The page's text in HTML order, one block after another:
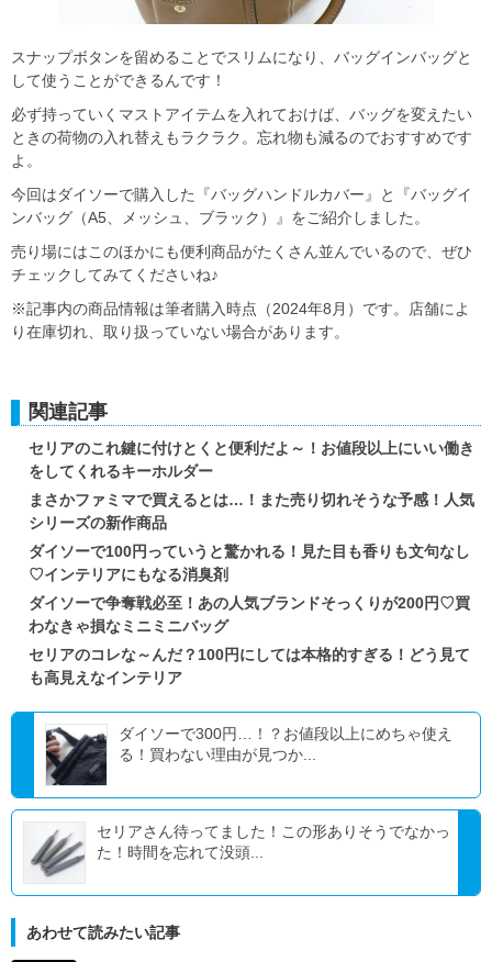
スナップボタンを留めることでスリムになり、バッグインバッグと
して使うことができるんです！
必ず持っていくマストアイテムを入れておけば、バッグを変えたい
ときの荷物の入れ替えもラクラク。忘れ物も減るのでおすすめです
よ。
今回はダイソーで購入した『バッグハンドルカバー』と『バッグイ
ンバッグ（A5、メッシュ、ブラック）』をご紹介しました。
売り場にはこのほかにも便利商品がたくさん並んでいるので、ぜひ
チェックしてみてくださいね♪
※記事内の商品情報は筆者購入時点（2024年8月）です。店舗によ
り在庫切れ、取り扱っていない場合があります。
関連記事
セリアのこれ鍵に付けとくと便利だよ～！お値段以上にいい働き
をしてくれるキーホルダー
まさかファミマで買えるとは…！また売り切れそうな予感！人気
シリーズの新作商品
ダイソーで100円っていうと驚かれる！見た目も香りも文句なし
♡インテリアにもなる消臭剤
ダイソーで争奪戦必至！あの人気ブランドそっくりが200円♡買
わなきゃ損なミニミニバッグ
セリアのコレな～んだ？100円にしては本格的すぎる！どう見て
も高見えなインテリア
ダイソーで300円…！？お値段以上にめちゃ使え
る！買わない理由が見つか...
セリアさん待ってました！この形ありそうでなかっ
た！時間を忘れて没頭...
あわせて読みたい記事